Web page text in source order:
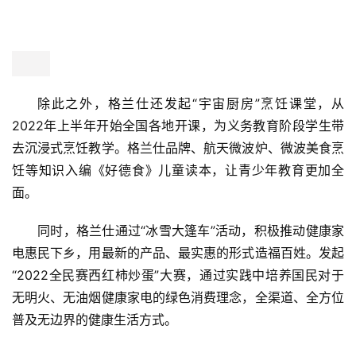
首
新
商
除此之外，格兰仕还发起“宇宙厨房”烹饪课堂，从
2022年上半年开始全国各地开课，为义务教育阶段学生带
去沉浸式烹饪教学。格兰仕品牌、航天微波炉、微波美食烹
饪等知识入编《好德食》儿童读本，让青少年教育更加全
面。
同时，格兰仕通过“冰雪大篷车”活动，积极推动健康家
电惠民下乡，用最新的产品、最实惠的形式造福百姓。发起
“2022全民赛西红柿炒蛋”大赛，通过实践中培养国民对于
无明火、无油烟健康家电的绿色消费理念，全渠道、全方位
普及无边界的健康生活方式。